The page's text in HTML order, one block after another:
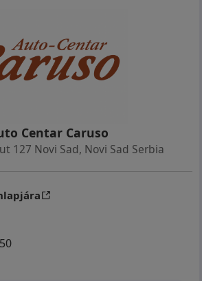
Centar Caruso
127 Novi Sad, Novi Sad Serbia